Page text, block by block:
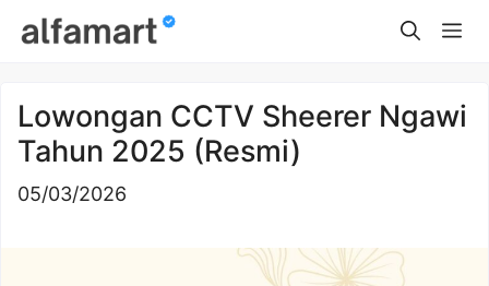
Lowongan CCTV Sheerer Ngawi
Tahun 2025 (Resmi)
05/03/2026